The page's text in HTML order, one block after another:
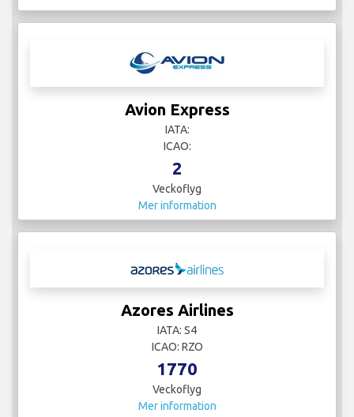
Avion Express
IATA:
ICAO:
2
Veckoflyg
Mer information
Azores Airlines
IATA: S4
ICAO: RZO
1770
Veckoflyg
Mer information